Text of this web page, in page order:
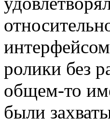
ролики без
общем-то
были